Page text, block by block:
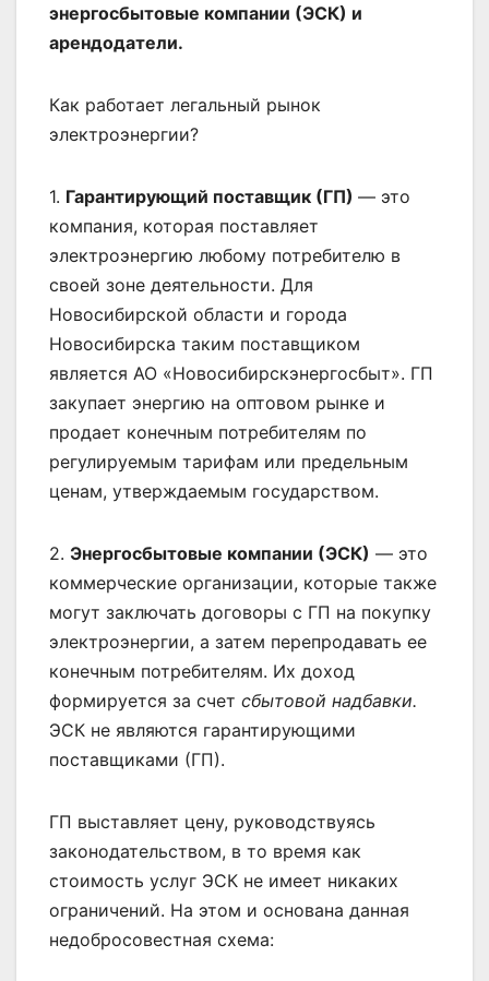
энергосбытовые компании (ЭСК) и
арендодатели.
Как работает легальный рынок
электроэнергии?
1. Гарантирующий поставщик (ГП) — это
компания, которая поставляет
электроэнергию любому потребителю в
своей зоне деятельности. Для
Новосибирской области и города
Новосибирска таким поставщиком
является АО «Новосибирскэнергосбыт». ГП
закупает энергию на оптовом рынке и
продает конечным потребителям по
регулируемым тарифам или предельным
ценам, утверждаемым государством.
2. Энергосбытовые компании (ЭСК) — это
коммерческие организации, которые также
могут заключать договоры с ГП на покупку
электроэнергии, а затем перепродавать ее
конечным потребителям. Их доход
формируется за счет сбытовой надбавки.
ЭСК не являются гарантирующими
поставщиками (ГП).
ГП выставляет цену, руководствуясь
законодательством, в то время как
стоимость услуг ЭСК не имеет никаких
ограничений. На этом и основана данная
недобросовестная схема: